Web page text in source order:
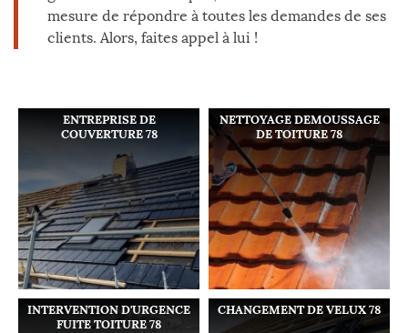
mesure de répondre à toutes les demandes de ses
clients. Alors, faites appel à lui !
ENTREPRISE DE
COUVERTURE 78
NETTOYAGE DEMOUSSAGE
DE TOITURE 78
INTERVENTION D'URGENCE
FUITE TOITURE 78
CHANGEMENT DE VELUX 78